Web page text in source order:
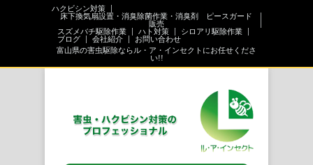
ハクビシン対策
床下換気扇設置・消臭除菌作業・消臭剤 ピースガード
販売
スズメバチ駆除作業
ハト対策
シロアリ駆除作業
ブログ
会社紹介
お問い合わせ
富山県の害虫駆除ならル・ア・インセクトにお任せくださ
い!!